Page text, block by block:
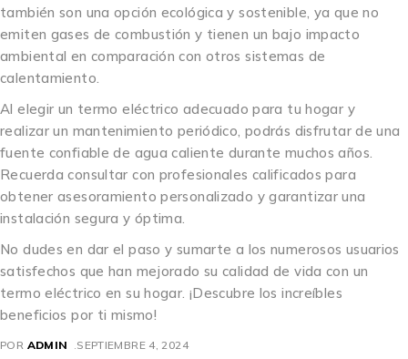
también son una opción ecológica y sostenible, ya que no
emiten gases de combustión y tienen un bajo impacto
ambiental en comparación con otros sistemas de
calentamiento.
Al elegir un termo eléctrico adecuado para tu hogar y
realizar un mantenimiento periódico, podrás disfrutar de una
fuente confiable de agua caliente durante muchos años.
Recuerda consultar con profesionales calificados para
obtener asesoramiento personalizado y garantizar una
instalación segura y óptima.
No dudes en dar el paso y sumarte a los numerosos usuarios
satisfechos que han mejorado su calidad de vida con un
termo eléctrico en su hogar. ¡Descubre los increíbles
beneficios por ti mismo!
POR ADMIN SEPTIEMBRE 4, 2024